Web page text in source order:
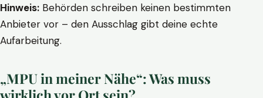
Hinweis: Behörden schreiben keinen bestimmten
Anbieter vor – den Ausschlag gibt deine echte
Aufarbeitung.
„MPU in meiner Nähe“: Was muss